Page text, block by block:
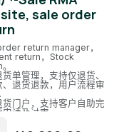
sale order
return manager，
return，Stock
单管理，支持仅退货、
、退货退款，用户流程审
货门户，支持客户自助完
请及过审。